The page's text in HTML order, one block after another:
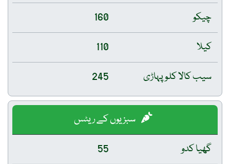
چیکو
160
کیلا
110
سیب کالا کلو پہاڑی
245
سبزیوں کے ریٹس
گھیا کدو
55